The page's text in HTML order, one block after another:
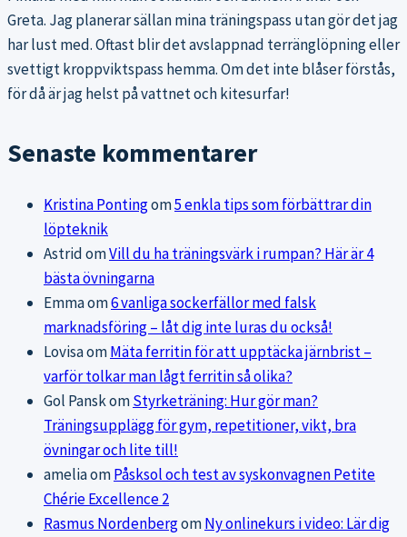
Greta. Jag planerar sällan mina träningspass utan gör det jag
har lust med. Oftast blir det avslappnad terränglöpning eller
svettigt kroppviktspass hemma. Om det inte blåser förstås,
för då är jag helst på vattnet och kitesurfar!
Senaste kommentarer
Kristina Pontingom5 enkla tips som förbättrar din
löpteknik
AstridomVill du ha träningsvärk i rumpan? Här är 4
bästa övningarna
Emmaom6 vanliga sockerfällor med falsk
marknadsföring – låt dig inte luras du också!
LovisaomMäta ferritin för att upptäcka järnbrist –
varför tolkar man lågt ferritin så olika?
Gol PanskomStyrketräning: Hur gör man?
Träningsupplägg för gym, repetitioner, vikt, bra
övningar och lite till!
ameliaomPåsksol och test av syskonvagnen Petite
Chérie Excellence 2
Rasmus NordenbergomNy onlinekurs i video: Lär dig